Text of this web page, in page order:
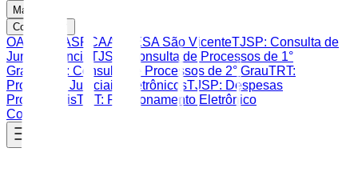
Mais
Consultas
OAB SP AASP CAASP ESA São VicenteTJSP: Consulta de
Jurisprudência
TJSP: Consulta de Processos de 1°
Grau
TJSP: Consulta de Processos de 2° GrauTRT:
Processos Judiciais EletrônicosTJSP: Despesas
ProcessuaisTRT: Peticionamento Eletrônico
Contato